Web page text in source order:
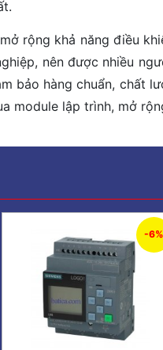
rộng khả năng điều
nên được nhiều
bảo hàng chuẩn,
module lập trình, mở
-6%